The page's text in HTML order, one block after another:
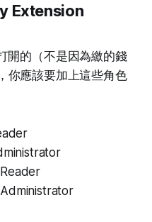
Extension
開的（不是因為繳的錢
你應該要加上這些角色